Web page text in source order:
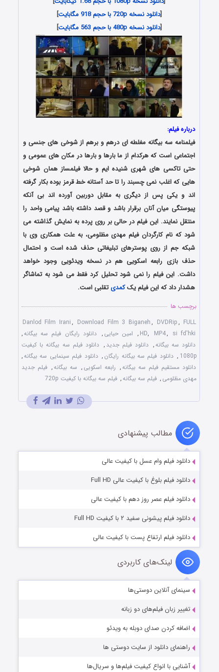
[دانلود نسخه 720p با حجم 918 مگابایت
]
[دانلود نسخه 480p با حجم 563 مگابایت ]
درباره فیلم:
فیلمنامه سه بیگانه مغلطه ای درهم و برهم از شوخی های جنسی و
اجتماعی است که هرکدام از ما بارها و بارها در مکان های عمومی و
حتی تاکسی های شهری شنیده ایم و حالا فیلمساز همان شوخی
هایی که اغلب نمی چسبند را تا حد آستانه خط قرمز بوده بکار گرفته
اند و یکی پس از دیگری به مقابل دوربین آورده اند بی آنکه
پیوستگی میان آنان برقرار باشد و قصد داشته باشد پیامی واحد را
منتقل نمایند. این فیلم در حالی بر روی پرده به نمایش گذاشته می
شود که نام کارگردان فیلم مهدی مظلومی، به علت همکاری وی با
شبکه جم از روی پوسترهای تبلیغاتی حذف شده است و احتمال
حذف بازی رابعه اسکویی هم در نسخه ویدئویی وجود خواهد
داشت. این فیلم را نمی شود تحلیل کرد فقط می شود به تماشاگر
هشدار داد که این فیلم یککمدیتقلبی است.
برچسب ها
Danlod Film Irani, Download Film 3 Biganeh, DVDRip, FULL
HD, MP4, si fd'hki
, امین حیایی , دانلود رایگان فیلم سه بیگانه,
دانلود سه بیگانه, دانلود فیلم جدید , دانلود فیلم سه بیگانه با کیفیت
1080p
, دانلود فیلم سه بیگانه رایگان , دانلود فیلم سینمایی سه بیگانه,
دانلود مستقیم فیلم سه بیگانه, رابعه اسکویی , سه بیگانه, فیلم جدید
مهدی مظلومی , فیلم سه بیگانه, فیلم سه بیگانه با کیفیت 720p
مطالب پیشنهادی
دانلود فیلم وام عسل با کیفیت عالی
دانلود فیلم بلوغ با کیفیت عالی Full HD
دانلود فیلم عصر روز دهم با کیفیت عالی
دانلود فیلم پیشونی سفید ۲ با کیفیت Full HD
دانلود فیلم ارتفاع پست با کیفیت عالی
لینک‌های کاربردی
سینمای آنلاین دوستی‌ها
تغییر زبان فیلم‌های دو زبانه
اضافه کردن صدای دوبله به ویدئو
راهنمای دانلود از سایت دوستی ها
آشنایی با انواع کیفیت فیلم‌ها و سریال‌ها